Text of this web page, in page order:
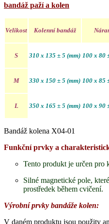
bandáž paží a kolen
Velikost Kolenní bandáž
S 310 x 135 ± 5 (mm) 100 x 80
M 330 x 150 ± 5 (mm) 100 x 85
L 350 x 165 ± 5 (mm) 100 x 90
Bandáž kolena X04-01
Funkční prvky a
Tento produkt je určen pro
Silné magnetické pole,
prostředek během cvičení.
Výrobní prvky bandáže kolen:
V daném produktu jsou použity